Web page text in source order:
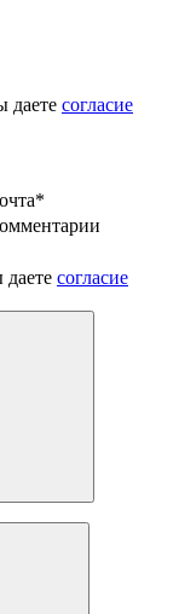
даете согласие
согласие